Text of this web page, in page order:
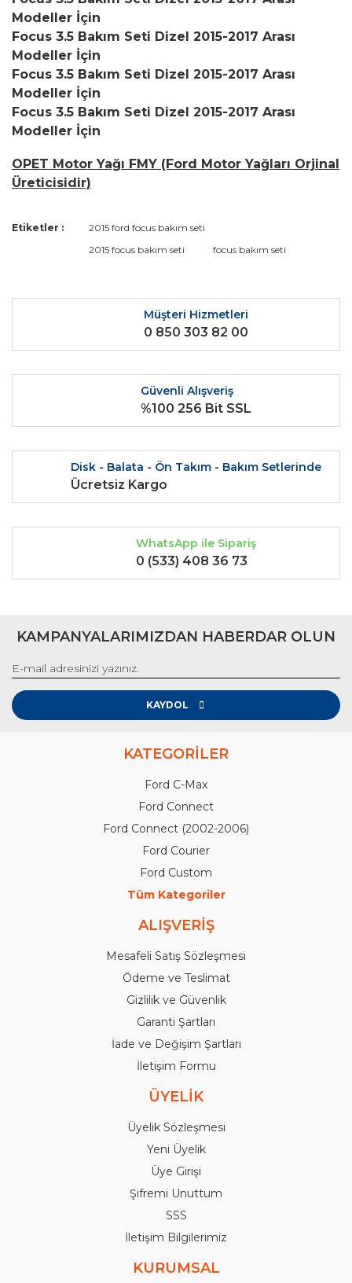
Modeller İçin
Focus 3.5 Bakım Seti Dizel 2015-2017 Arası
Modeller İçin
Focus 3.5 Bakım Seti Dizel 2015-2017 Arası
Modeller İçin
Focus 3.5 Bakım Seti Dizel 2015-2017 Arası
Modeller İçin
OPET Motor Yağı FMY (Ford Motor Yağları Orjinal
Üreticisidir)
Bu ürüne ilk yorumu siz yapın!
Yorum Yaz
Bu ürünün fiyat bilgisi, resim, ürün açıklamalarında ve diğer
kullanarak tarafımıza iletebilirsiniz.
Ürün resmi kalitesiz, bozuk veya görüntülenemiyor.
Ürün açıklamasında eksik bilgiler bulunuyor.
Ürün bilgilerinde hatalar bulunuyor.
Ürün fiyatı diğer sitelerden daha pahalı.
Bu ürüne benzer farklı alternatifler olmalı.
Gönder
Etiketler :
2015 ford focus bakım seti
2015 focus bakım seti
focus bakım seti
Müşteri Hizmetleri
0 850 303 82 00
Güvenli Alışveriş
%100 256 Bit SSL
Disk - Balata - Ön Takım - Bakım Setlerinde
Ücretsiz Kargo
WhatsApp ile Sipariş
0 (533) 408 36 73
KAMPANYALARIMIZDAN HABERDAR OLUN
KAYDOL
KATEGORİLER
Ford C-Max
Ford Connect
Ford Connect (2002-2006)
Ford Courier
Ford Custom
Tüm Kategoriler
ALIŞVERİŞ
Mesafeli Satış Sözleşmesi
Ödeme ve Teslimat
Gizlilik ve Güvenlik
Garanti Şartları
İade ve Değişim Şartları
İletişim Formu
ÜYELİK
Üyelik Sözleşmesi
Yeni Üyelik
Üye Girişi
Şifremi Unuttum
SSS
İletişim Bilgilerimiz
KURUMSAL